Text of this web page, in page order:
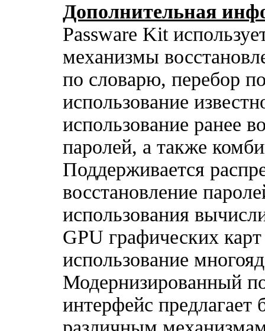
Дополнительная
Passware Kit
механизмы
по словарю, перебор
использование
использование ранее
паролей, а также
Поддерживается
восстановление
использования
GPU графических
использование
Модернизированный
интерфейс